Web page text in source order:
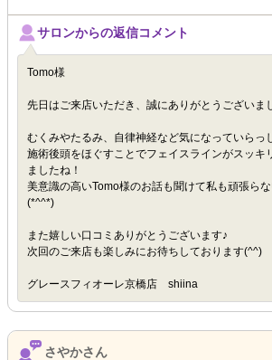
サロンからの返信コメント
Tomo様
先日はご来店いただき、誠にありがとうございま
むくみやたるみ、自律神経など気になっていらっ
施術後頭をほぐすことでフェイスラインがスッキ
ましたね！
美意識の高いTomo様のお話も聞けて私も頑張ら
(*^^*)
また嬉しい口コミありがとうございます♪
次回のご来店も楽しみにお待ちしております(^^)
グレースフィオーレ京橋店 shiina
さやかさん